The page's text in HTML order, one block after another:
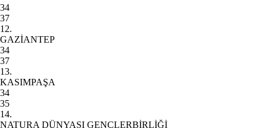
34
37
12.
GAZİANTEP
34
37
13.
KASIMPAŞA
34
35
14.
NATURA DÜNYASI GENÇLERBİRLİĞİ